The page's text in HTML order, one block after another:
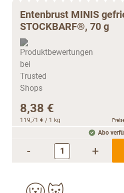
Entenbrust MINIS
STOCKBARF®, 70 g
8,38 €
119,71 € / 1 kg
Abo
- +